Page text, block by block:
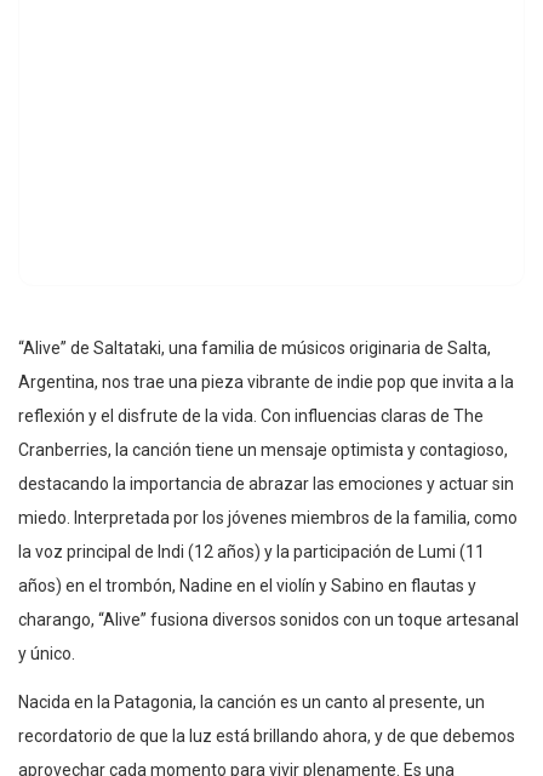
“Alive” de Saltataki, una familia de músicos originaria de Salta,
Argentina, nos trae una pieza vibrante de indie pop que invita a la
reflexión y el disfrute de la vida. Con influencias claras de The
Cranberries, la canción tiene un mensaje optimista y contagioso,
destacando la importancia de abrazar las emociones y actuar sin
miedo. Interpretada por los jóvenes miembros de la familia, como
la voz principal de Indi (12 años) y la participación de Lumi (11
años) en el trombón, Nadine en el violín y Sabino en flautas y
charango, “Alive” fusiona diversos sonidos con un toque artesanal
y único.
Nacida en la Patagonia, la canción es un canto al presente, un
recordatorio de que la luz está brillando ahora, y de que debemos
aprovechar cada momento para vivir plenamente. Es una